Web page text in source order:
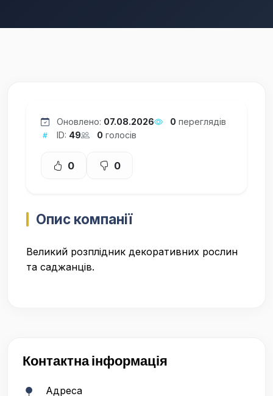
Оновлено: 07.08.2026 0 переглядів
ID: 49 0 голосів
0 0
Опис компанії
Великий розплідник декоративних рослин
та саджанців.
Контактна інформація
Адреса